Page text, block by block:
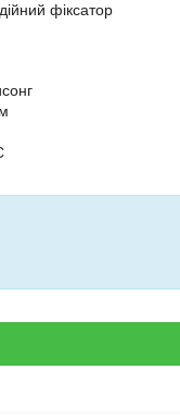
фіксатор